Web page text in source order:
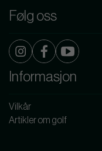
Følg oss
Informasjon
Vilkår
Artikler om golf